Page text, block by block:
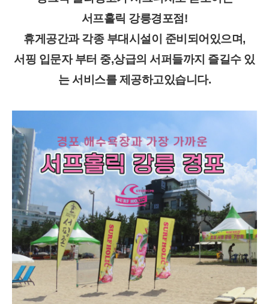
서프홀릭 강릉경포점!
휴게공간과 각종 부대시설이 준비되어있으며,
서핑 입문자 부터 중,상급의 서퍼들까지 즐길수 있
는 서비스를 제공하고있습니다.